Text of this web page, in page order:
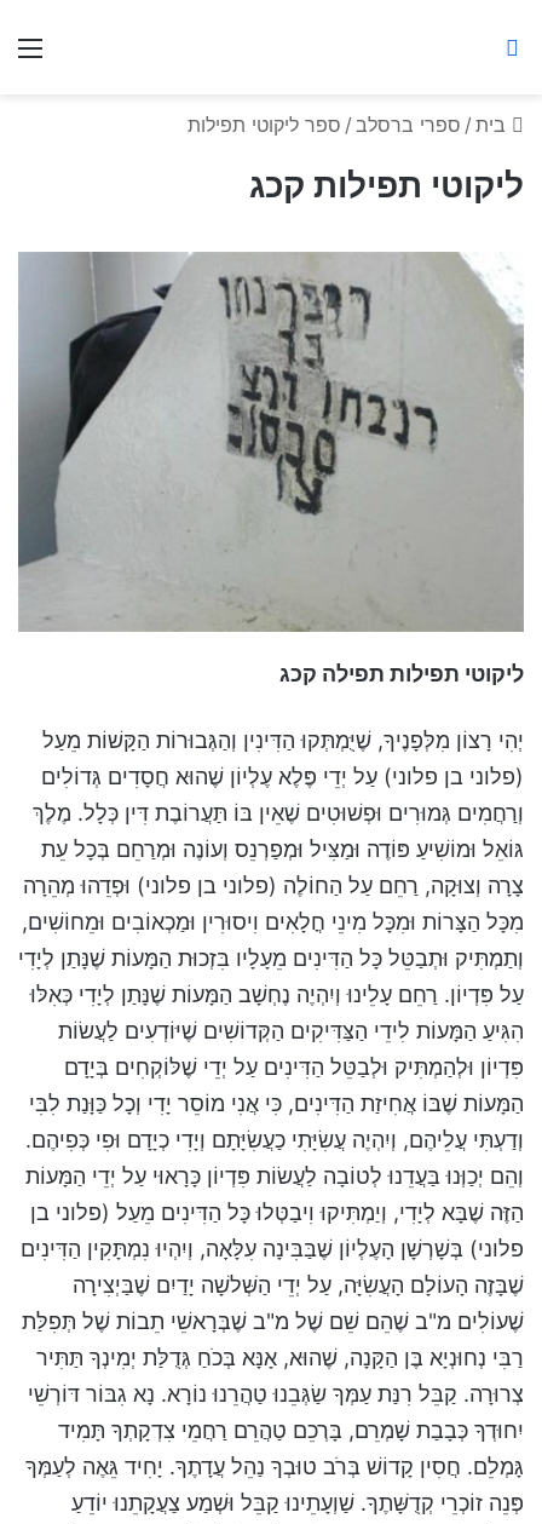
בית / ספרי ברסלב / ספר ליקוטי תפילות
ליקוטי תפילות קכג
ליקוטי תפילות תפילה קכג
יְהִי רָצוֹן מִלְּפָנֶיךָ, שֶׁיֻּמְתְּקוּ הַדִּינִין וְהַגְּבוּרוֹת הַקָּשׁוֹת מֵעַל
(פלוני בן פלוני) עַל יְדֵי פֶּלֶא עֶלְיוֹן שֶׁהוּא חֲסָדִים גְּדוֹלִים
וְרַחֲמִים גְּמוּרִים וּפְשׁוּטִים שֶׁאֵין בּוֹ תַּעֲרוֹבֶת דִּין כְּלָל. מֶלֶךְ
גּוֹאֵל וּמוֹשִׁיעַ פּוֹדֶה וּמַצִּיל וּמְפַרְנֵס וְעוֹנֶה וּמְרַחֵם בְּכָל עֵת
צָרָה וְצוּקָה, רַחֵם עַל הַחוֹלֶה (פלוני בן פלוני) וּפְדֵהוּ מְהֵרָה
מִכָּל הַצָּרוֹת וּמִכָּל מִינֵי חֳלָאִים וִיסוּרִין וּמַכְאוֹבִים וּמֵחוֹשִׁים,
וְתַמְתִּיק וּתְבַטֵּל כָּל הַדִּינִים מֵעָלָיו בִּזְכוּת הַמָּעוֹת שֶׁנָּתַן לְיָדִי
עַל פִּדְיוֹן. רַחֵם עָלֵינוּ וְיִהְיֶה נֶחְשָׁב הַמָּעוֹת שֶׁנָּתַן לְיָדִי כְּאִלּוּ
הִגִּיעַ הַמָּעוֹת לִידֵי הַצַּדִּיקִים הַקְּדוֹשִׁים שֶׁיּוֹדְעִים לַעֲשׂוֹת
פִּדְיוֹן וּלְהַמְתִּיק וּלְבַטֵּל הַדִּינִים עַל יְדֵי שֶׁלּוֹקְחִים בְּיָדָם
הַמָּעוֹת שֶׁבּוֹ אֲחִיזַת הַדִּינִים, כִּי אֲנִי מוֹסֵר יָדִי וְכָל כַּוָּנַת לִבִּי
וְדַעְתִּי עֲלֵיהֶם, וְיִהְיֶה עֲשִׂיָּתִי כַעֲשִׂיָּתָם וְיָדִי כְיָדָם וּפִי כְּפִיהֶם.
וְהֵם יְכַוְּנוּ בַּעֲדֵנוּ לְטוֹבָה לַעֲשׂוֹת פִּדְיוֹן כָּרָאוּי עַל יְדֵי הַמָּעוֹת
הַזֶּה שֶׁבָּא לְיָדִי, וְיַמְתִּיקוּ וִיבַטְּלוּ כָּל הַדִּינִים מֵעַל (פלוני בן
פלוני) בְּשָׁרְשָׁן הָעֶלְיוֹן שֶׁבַּבִּינָה עִלָּאָה, וְיִהְיוּ נִמְתָּקִין הַדִּינִים
שֶׁבָּזֶה הָעוֹלָם הָעֲשִׂיָּה, עַל יְדֵי הַשְּׁלשָׁה יָדַיִם שֶׁבַּיְצִירָה
שֶׁעוֹלִים מ"ב שֶׁהֵם שֵׁם שֶׁל מ"ב שֶׁבְּרָאשֵׁי תֵבוֹת שֶׁל תְּפִלַּת
רַבִּי נְחוּנְיָא בֶּן הַקָּנָה, שֶׁהוּא, אָנָּא בְּכֹחַ גְּדֻלַּת יְמִינְךָ תַּתִּיר
צְרוּרָה. קַבֵּל רִנַּת עַמְּךָ שַׂגְּבֵנוּ טַהֲרֵנוּ נוֹרָא. נָא גִבּוֹר דּוֹרְשֵׁי
יִחוּדְךָ כְּבָבַת שָׁמְרֵם, בָּרְכֵם טַהֲרֵם רַחֲמֵי צִדְקָתְךָ תָּמִיד
גָּמְלֵם. חֲסִין קָדוֹשׁ בְּרֹב טוּבְךָ נַהֵל עֲדָתֶךָ. יָחִיד גֵּאֶה לְעַמְּךָ
פְּנֵה זוֹכְרֵי קְדֻשָּׁתֶךָ. שַׁוְעָתֵינוּ קַבֵּל וּשְׁמַע צַעֲקָתֵנוּ יוֹדֵעַ